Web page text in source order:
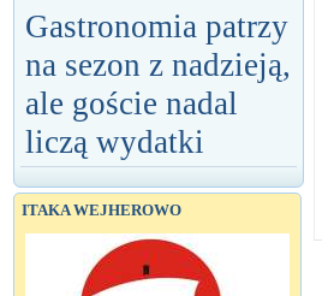
Gastronomia patrzy
na sezon z nadzieją,
ale goście nadal
liczą wydatki
ITAKA WEJHEROWO